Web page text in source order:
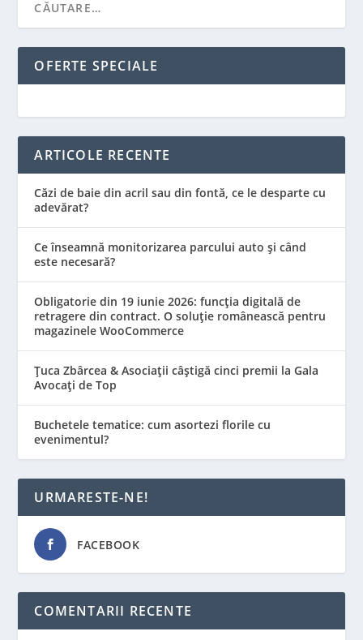
OFERTE SPECIALE
ARTICOLE RECENTE
Căzi de baie din acril sau din fontă, ce le desparte cu
adevărat?
Ce înseamnă monitorizarea parcului auto și când
este necesară?
Obligatorie din 19 iunie 2026: funcția digitală de
retragere din contract. O soluție românească pentru
magazinele WooCommerce
Țuca Zbârcea & Asociații câștigă cinci premii la Gala
Avocați de Top
Buchetele tematice: cum asortezi florile cu
evenimentul?
URMARESTE-NE!
FACEBOOK
COMENTARII RECENTE